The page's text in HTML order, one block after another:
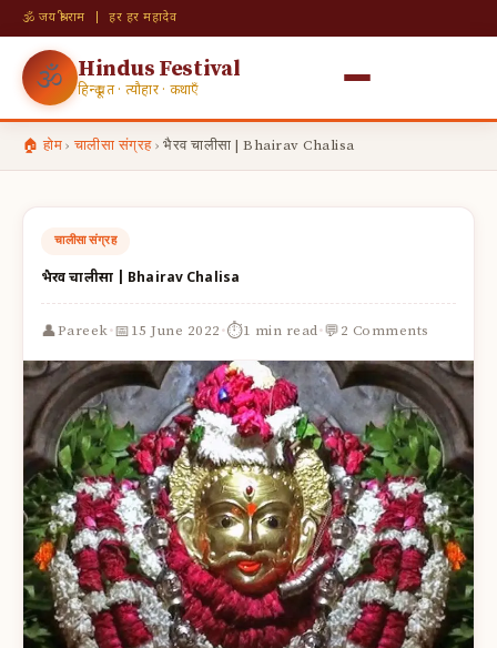
🕉 जय श्री राम | हर हर महादेव
🕉 Hindus Festival
हिन्दू व्रत · त्यौहार · कथाएँ
🏠 होम› चालीसा संग्रह › भैरव चालीसा | Bhairav Chalisa
चालीसा संग्रह
भैरव चालीसा | Bhairav Chalisa
👤Pareek·📅15 June 2022·⏱1 min read·💬2 Comments